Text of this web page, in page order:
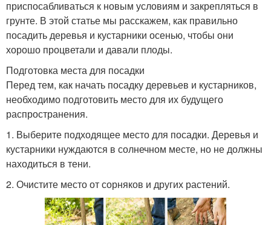
приспосабливаться к новым условиям и закрепляться в
грунте. В этой статье мы расскажем, как правильно
посадить деревья и кустарники осенью, чтобы они
хорошо процветали и давали плоды.
Подготовка места для посадки
Перед тем, как начать посадку деревьев и кустарников,
необходимо подготовить место для их будущего
распространения.
1. Выберите подходящее место для посадки. Деревья и
кустарники нуждаются в солнечном месте, но не должны
находиться в тени.
2. Очистите место от сорняков и других растений.